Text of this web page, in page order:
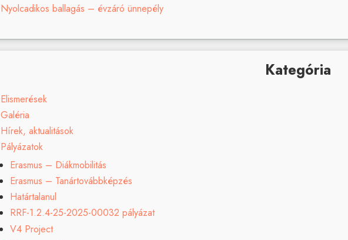
Nyolcadikos ballagás – évzáró ünnepély
Kategória
Elismerések
Galéria
Hírek, aktualitások
Pályázatok
Erasmus – Diákmobilitás
Erasmus – Tanártovábbképzés
Határtalanul
RRF-1.2.4-25-2025-00032 pályázat
V4 Project